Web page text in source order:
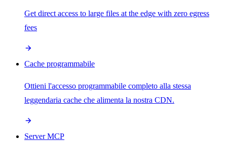
Get direct access to large files at the edge with zero egress
fees
Cache programmabile
Ottieni l'accesso programmabile completo alla stessa
leggendaria cache che alimenta la nostra CDN.
Server MCP